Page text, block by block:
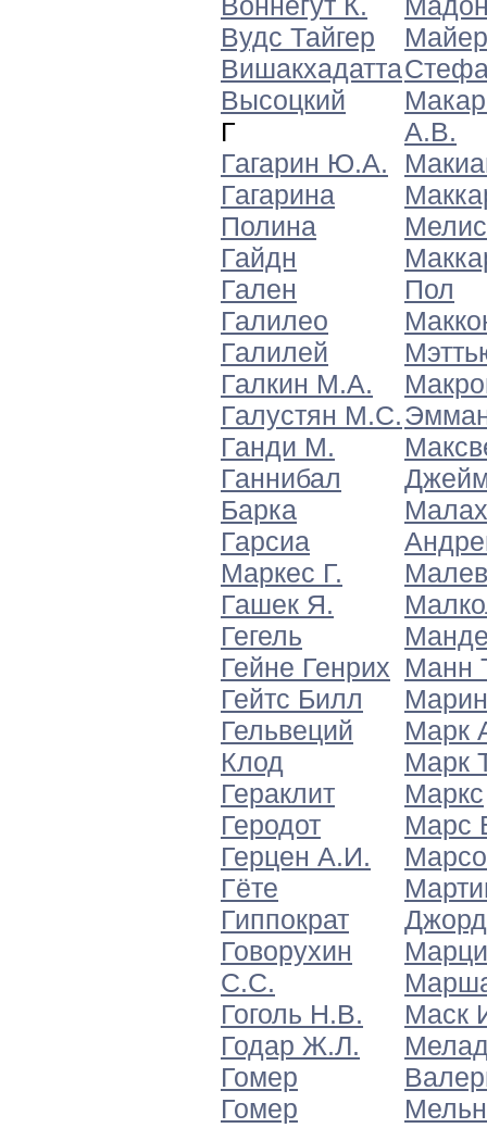
Вудс Тайгер
Вишакхадатта
Высоцкий
Г
Гагарин Ю.А.
Гагарина
Полина
Гайдн
Гален
Галилео
Галилей
Галкин М.А.
Галустян М.С.
Ганди М.
Ганнибал
Барка
Гарсиа
Маркес Г.
Гашек Я.
Гегель
Гейне Генрих
Гейтс Билл
Гельвеций
Клод
Гераклит
Геродот
Герцен А.И.
Гёте
Гиппократ
Говорухин
С.С.
Гоголь Н.В.
Годар Ж.Л.
Гомер
Гомер
Майер
А.В.
Пол
Манн
Марк
Марк
Маркс
Марс
Маск